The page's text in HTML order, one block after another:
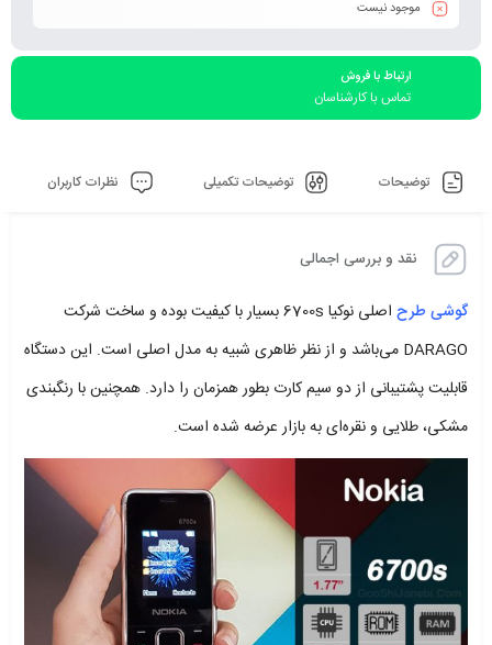
موجود نیست
ارتباط با فروش
تماس با کارشناسان
توضیحات توضیحات تکمیلی نظرات کاربران
نقد و بررسی اجمالی
گوشی طرح
اصلی نوکیا 6700s بسیار با کیفیت بوده و ساخت شرکت
DARAGO می‌باشد و از نظر ظاهری شبیه به مدل اصلی است. این دستگاه
قابلیت پشتیبانی از دو سیم کارت بطور همزمان را دارد. همچنین با رنگبندی
مشکی، طلایی و نقره‌ای به بازار عرضه شده است.